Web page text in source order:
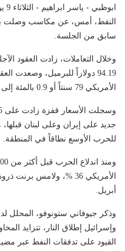
سابق من ​الجلسة.
94.19 دولاراً للبرميل،
الأمريكي 79 سنتاً أو 0.9 بالمئة إلى 91.33 دولاراً للبرميل.
جديد على إيران وعلى لبنان قبلها،
للحرب الأوسع نطاقاً في المنطقة.
أبريل.
وذكر ⁠جيوفاني ستونوفو، المحلل
وإسرائيل إطلاق النار، تتزايد
القيود على تدفقات النفط عبر